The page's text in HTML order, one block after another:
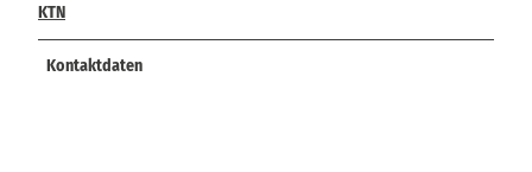
KTN
Kontaktdaten